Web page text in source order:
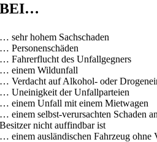
BEI…
… sehr hohem Sachschaden
… Personenschäden
… Fahrerflucht des Unfallgegners
… einem Wildunfall
… Verdacht auf Alkohol- oder
… Uneinigkeit der Unfallparteien
… einem Unfall mit einem Mietwagen
… einem selbst-verursachten Schaden
Besitzer nicht auffindbar ist
… einem ausländischen Fahrzeug ohne